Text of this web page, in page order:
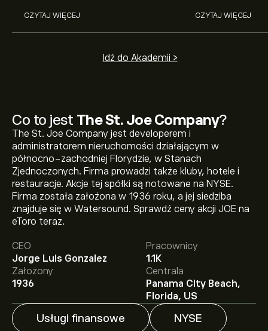
Co to jest The St. Joe Company?
The St. Joe Company jest developerem i
administratorem nieruchomości działającym w
północno-zachodniej Florydzie, w Stanach
Zjednoczonych. Firma prowadzi także kluby, hotele i
restauracje. Akcje tej spółki są notowane na NYSE.
Firma została założona w 1936 roku, a jej siedziba
znajduje się w Watersound. Sprawdź ceny akcji JOE na
eToro teraz.
CEO
Jorge Luis Gonzalez
Pracownicy
1.1K
Założony
1936
Centrala
Panama City Beach,
Florida, US
Usługi finansowe NYSE
CZYTAJ WIĘCEJ CZYTAJ WIĘCEJ
Idź do Akademii >
Aktualna cena instrumentu: JOE wynosi 67.35‎$‎.
Średnia cena docelowa dla instrumentu: The St. Joe
Company wynosi 67.35‎$‎.
Zarejestruj się na eToro, aby
poznać szczegółowe prognozy analityków i ceny
docelowe.
Analitycy oferują prognozy dla instrumentu: The St.